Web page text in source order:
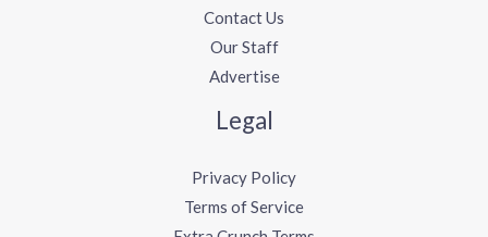
Contact Us
Our Staff
Advertise
Legal
Privacy Policy
Terms of Service